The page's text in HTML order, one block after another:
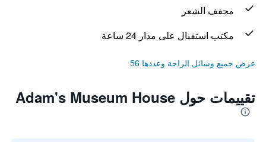
مجفف الشعر
مكتب استقبال على مدار 24 ساعة
عرض جميع وسائل الراحة وعددها 56
تقييمات حول Adam's Museum House